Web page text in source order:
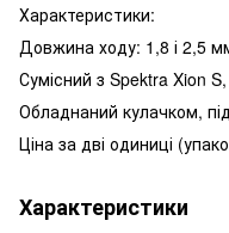
Характеристики:
Довжина ходу: 1,8 і 2,5
Сумісний з Spektra Xion
Обладнаний кулачком,
Ціна за дві одиниці
Характеристики